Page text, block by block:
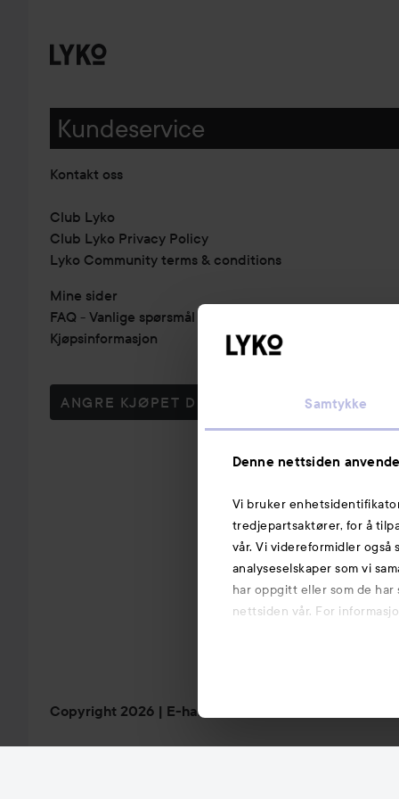
Samtykke
Denne nettsiden
Vi bruker
tredjepartsaktører, for å
vår. Vi videreformidler
analyseselskaper som vi
har oppgitt eller som de
nettsiden vår. For
Kundeservice
Kontakt oss
Club Lyko
Club Lyko Privacy Policy
Lyko Community terms & conditions
Mine sider
FAQ - Vanlige spørsmål & svar
Kjøpsinformasjon
ANGRE KJØPET DITT
Copyright 2026 E-handel av Avensia